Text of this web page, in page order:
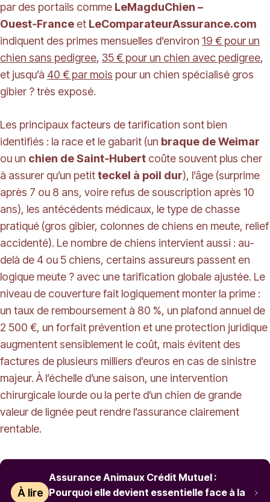
par des portails comme LeMagduChien –
Ouest‑France et LeComparateurAssurance.com
indiquent des primes mensuelles d’environ 19 € pour un
chien sans pedigree, 35 € pour un chien avec pedigree,
et jusqu’à 40 € par mois pour un chien spécialisé gros
gibier ? très exposé.
Les principaux facteurs de tarification sont bien
identifiés : la race et le gabarit (un braque de Weimar
ou un chien de Saint‑Hubert coûte souvent plus cher
à assurer qu’un petitteckel à poil dur), l’âge (surprime
après 7 ou 8 ans, voire refus de souscription après 10
ans), les antécédents médicaux, le type de chasse
pratiqué (gros gibier, colonnes de chiens en meute, relief
accidenté). Le nombre de chiens intervient aussi : au-
delà de 4 ou 5 chiens, certains assureurs passent en
logique meute ? avec une tarification globale ajustée. Le
niveau de couverture fait logiquement monter la prime :
un taux de remboursement à 80 %, un plafond annuel de
2 500 €, un forfait prévention et une protection juridique
augmentent sensiblement le coût, mais évitent des
factures de plusieurs milliers d’euros en cas de sinistre
majeur. À l’échelle d’une saison, une intervention
chirurgicale lourde ou la perte d’un chien de grande
valeur de lignée peut rendre l’assurance clairement
rentable.
À lire
Assurance Animaux Crédit Mutuel :
Pourquoi elle devient essentielle face à la